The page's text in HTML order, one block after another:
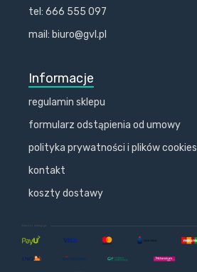
tel: 666 555 097
mail: biuro@gvl.pl
Informacje
regulamin sklepu
formularz odstąpienia od umowy
polityka prywatności i plików cookies
kontakt
koszty dostawy